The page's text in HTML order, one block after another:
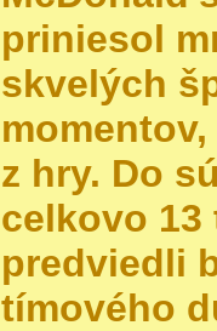
priniesol
skvelých
z hry. Do
celkovo 13
predviedli
tímového